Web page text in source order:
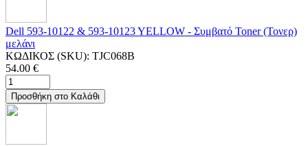
Dell 593-10122 & 593-10123 YELLOW - Συμβατό Toner (Τονερ)
μελάνι
ΚΩΔΙΚΟΣ (SKU): TJC068B
54.00 €
Προσθήκη στο Καλάθι